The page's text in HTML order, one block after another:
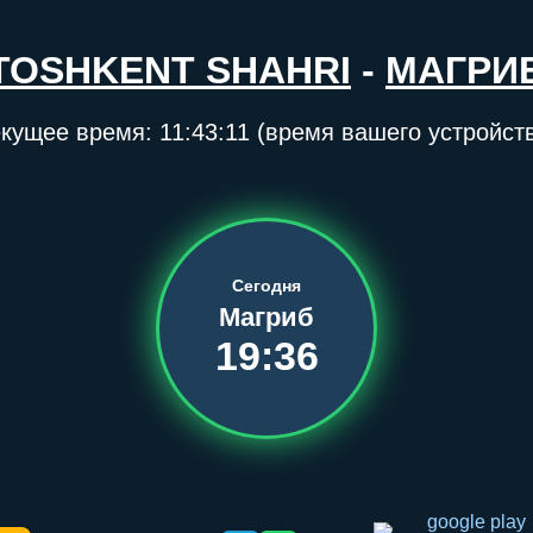
SHAHRI -
время: 11:43:11 (время вашего
Сегодня
Магриб
19:36